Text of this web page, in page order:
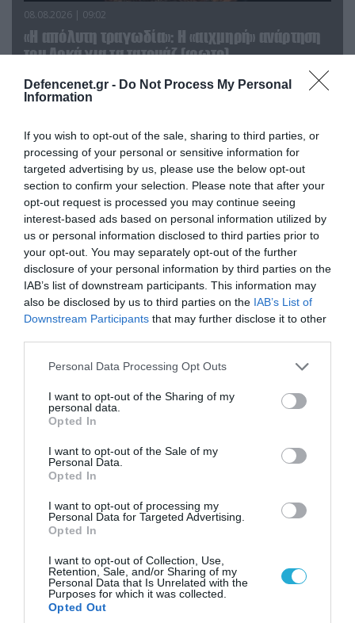
Defencenet.gr - Do Not Process My Personal
Information
If you wish to opt-out of the sale, sharing to third parties, or
processing of your personal or sensitive information for
targeted advertising by us, please use the below opt-out
section to confirm your selection. Please note that after your
opt-out request is processed you may continue seeing
interest-based ads based on personal information utilized by
us or personal information disclosed to third parties prior to
your opt-out. You may separately opt-out of the further
disclosure of your personal information by third parties on the
IAB’s list of downstream participants. This information may
also be disclosed by us to third parties on the IAB’s List of
Downstream Participants that may further disclose it to other
Please note that this website/app uses one or more Google
not limited to your visit or usage behaviour. You may click to
grant or deny consent to Google and its third-party tags to
use your data for below specified purposes in below Google
consent section.
Personal Data Processing Opt Outs
I want to opt-out of the Sharing of my
personal data.
Opted In
I want to opt-out of the Sale of my
Personal Data.
Opted In
I want to opt-out of processing my
Personal Data for Targeted Advertising.
Opted In
I want to opt-out of Collection, Use,
Retention, Sale, and/or Sharing of my
Personal Data that Is Unrelated with the
Purposes for which it was collected.
Opted Out
08.08.2026 | 09:02
«Η απόλυτη τραγωδία»: Η «αιχμηρή» ανάρτηση
του Αρκά για τα τατουάζ (φωτο)
07.08.2026 | 20:02
Ο Γιάννης Αλαφούζος «τέλειωσε» τον
Κωνσταντίνο Ζούλα από τον ΣΚΑΪ – Ο λόγος της
απομάκρυνσής του
06.08.2026 | 14:02
«Επιχείρηση ελεύθερα πεζοδρόμια» στην
Αθήνα: Απομακρύνθηκαν παράνομα